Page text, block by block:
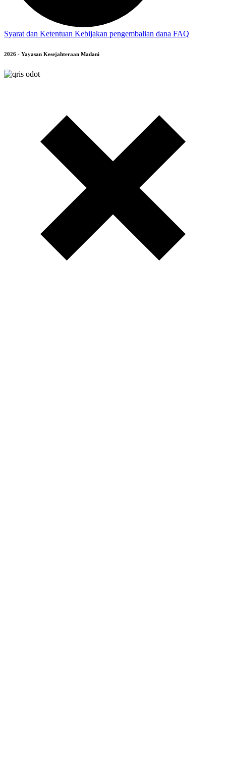
Syarat dan Ketentuan Kebijakan pengembalian dana FAQ
2026 - Yayasan Kesejahteraan Madani